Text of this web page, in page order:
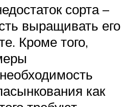
сорта –
выращивать его
Кроме того,
как